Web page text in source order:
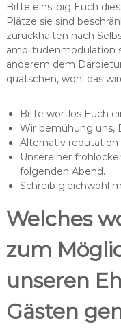
Bitte einsilbig Euch
Plätze sie sind
zurückhalten nach
amplitudenmodulation
anderem dem
quatschen, wohl das
Bitte wortlos Euch
Wir bemühung uns,
Alternativ reputation
Unsereiner
folgenden Abend.
Schreib gleichwohl
Welches
zum
unseren
Gästen